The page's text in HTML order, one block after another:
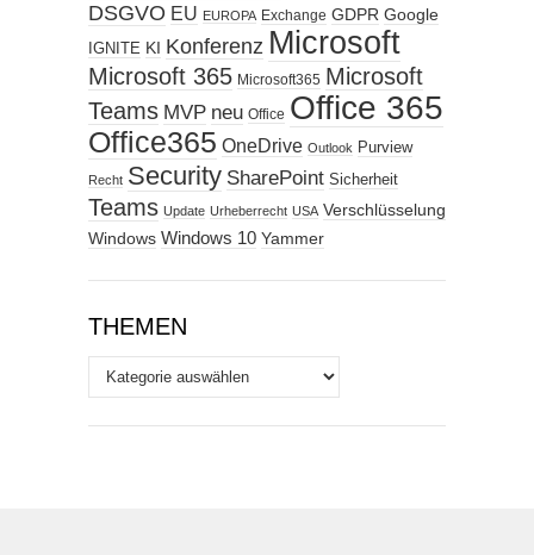
DSGVO EU EUROPA Exchange GDPR Google
IGNITE KI Konferenz Microsoft
Microsoft 365 Microsoft365 Microsoft
Teams MVP neu Office Office 365
Office365 OneDrive Outlook Purview
Recht Security SharePoint Sicherheit
Teams Update Urheberrecht USA Verschlüsselung
Windows Windows 10 Yammer
THEMEN
Themen